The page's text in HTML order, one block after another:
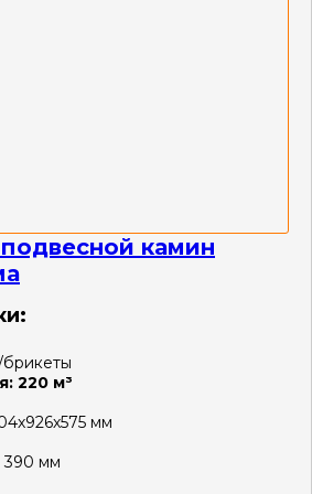
камин
220 м³
мм
390 мм